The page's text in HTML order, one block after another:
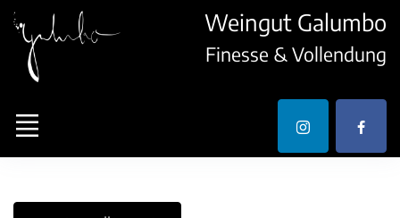
Weingut Galumbo
Finesse & Vollendung